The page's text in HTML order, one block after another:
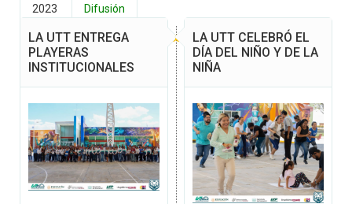
2023
Difusión
LA UTT ENTREGA
PLAYERAS
INSTITUCIONALES
LA UTT CELEBRÓ EL
DÍA DEL NIÑO Y DE LA
NIÑA